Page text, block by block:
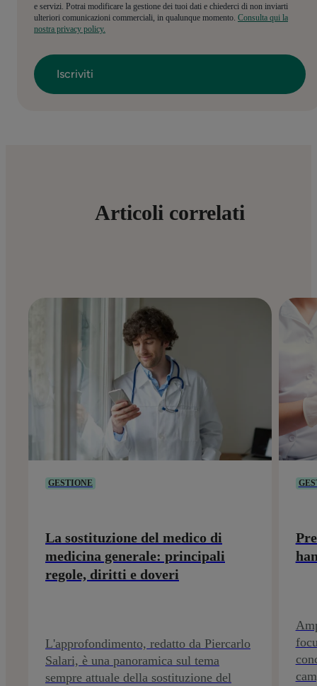
e servizi. Potrai modificare la gestione dei tuoi dati e chiederci di non inviarti
ulteriori comunicazioni commerciali, in qualunque momento. Consulta qui la
nostra privacy policy.
Articoli correlati
GESTIONE
La sostituzione del medico di
medicina generale: principali
regole, diritti e doveri
L'approfondimento, redatto da Piercarlo
Salari, è una panoramica sul tema
sempre attuale della sostituzione del